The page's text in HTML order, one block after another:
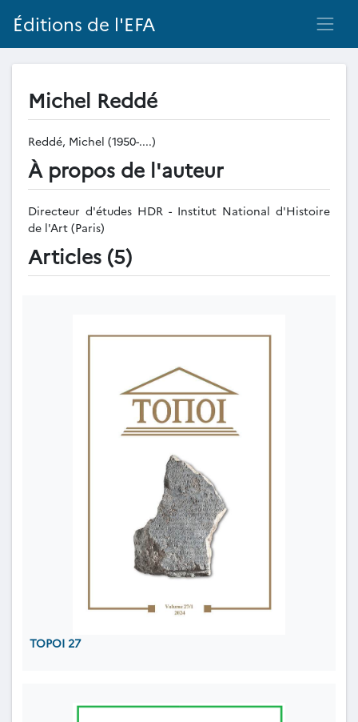
Éditions de l'EFA
Michel Reddé
Reddé, Michel (1950-....)
À propos de l'auteur
Directeur d'études HDR - Institut National d'Histoire
de l'Art (Paris)
Articles (5)
TOPOI 27